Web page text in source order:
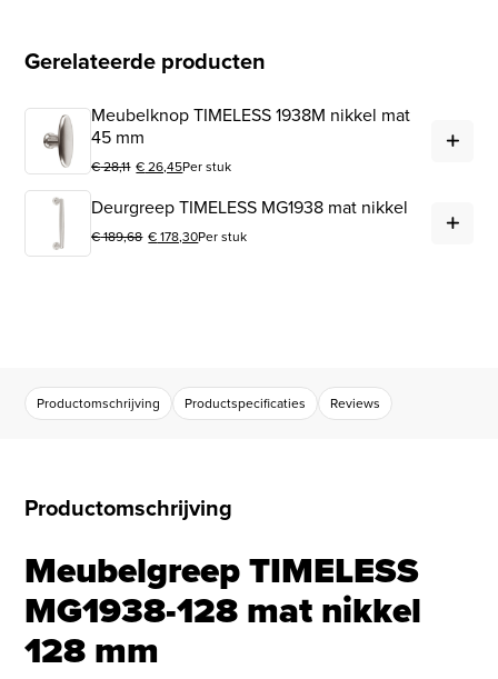
Gerelateerde producten
Meubelknop TIMELESS 1938M nikkel mat
45 mm
€28,11
Oorspronkelijke prijs was: € 28,11.
€26,45
Huidige prijs is: € 26,45.
Per stuk
Deurgreep TIMELESS MG1938 mat nikkel
€189,68
Oorspronkelijke prijs was: € 189,68.
€178,30
Huidige prijs is: € 178,30.
Per stuk
Productomschrijving Productspecificaties Reviews
Productomschrijving
Meubelgreep TIMELESS
MG1938-128 mat nikkel
128 mm